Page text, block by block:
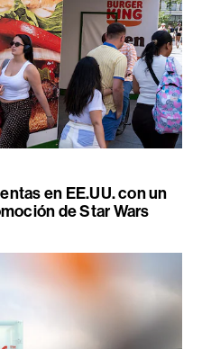
en EE.UU. con un
de Star Wars